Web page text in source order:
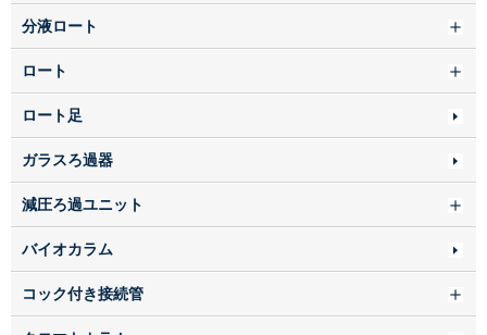
分液ロート
ロート
ロート足
ガラスろ過器
減圧ろ過ユニット
バイオカラム
コック付き接続管